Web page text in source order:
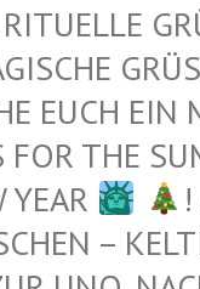
EUCH EIN
FOR THE
YEAR
–